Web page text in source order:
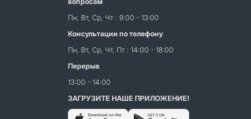
Пн, Вт, Ср, Чт : 9:00 - 13:00
Консультации по телефону
Пн, Вт, Ср, Чт, Пт : 14:00 - 18:00
Перерыв
13:00 - 14:00
ЗАГРУЗИТЕ НАШЕ ПРИЛОЖЕНИЕ!